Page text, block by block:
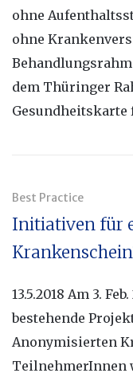
ohne
ohne
dem Thüringer
Gesundheitskarte
Best Practice
Initiativen für
13.5.2018 Am 3.
bestehende
Anonymisierten
TeilnehmerInnen